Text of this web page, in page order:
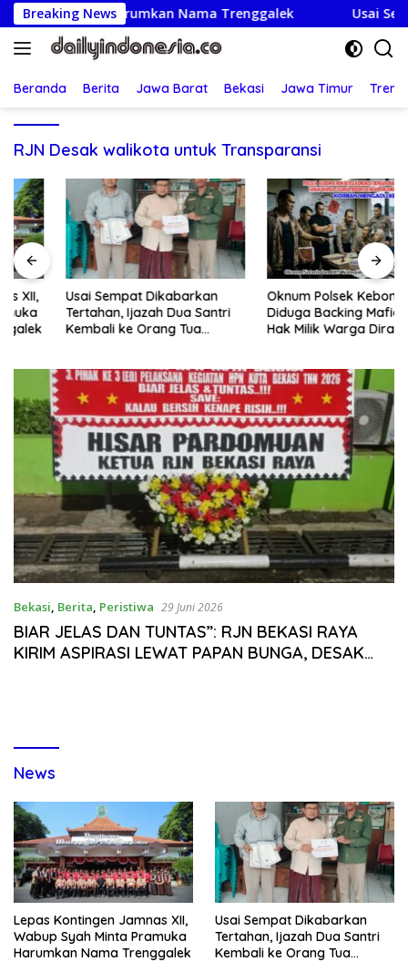
Langsung
ke
konten
Breaking News
Harumkan Nama Trenggalek Usai Sempat
Beranda Berita Jawa Barat Bekasi Jawa Timur
RJN Desak walikota untuk Transparansi
Usai Sempat Dikabarkan
Tertahan, Ijazah Dua Santri
Kembali ke Orang Tua
Oknum Polsek Kebon Jeruk
Diduga Backing Mafia Tanah,
Hak Milik Warga Dirampas
Bekasi, Berita, Peristiwa 29 Juni 2026
BIAR JELAS DAN TUNTAS”: RJN BEKASI RAYA
KIRIM ASPIRASI LEWAT PAPAN BUNGA, DESAK
News
Lepas Kontingen Jamnas XII,
Wabup Syah Minta Pramuka
Harumkan Nama Trenggalek
Usai Sempat Dikabarkan
Tertahan, Ijazah Dua Santri
Kembali ke Orang Tua